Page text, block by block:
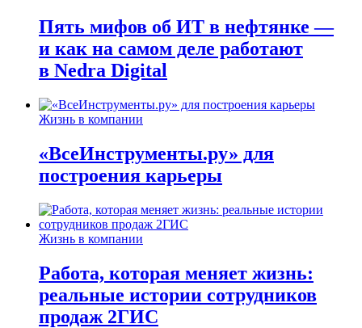
Пять мифов об ИТ в нефтянке —
и как на самом деле работают
в Nedra Digital
Жизнь в компании
«ВсеИнструменты.ру» для
построения карьеры
Жизнь в компании
Работа, которая меняет жизнь:
реальные истории сотрудников
продаж 2ГИС